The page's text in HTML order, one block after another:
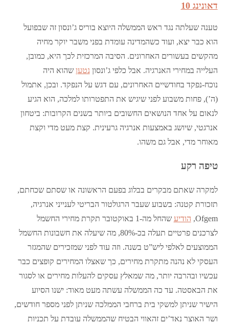
דאונינג 10
טענה שעלתה נגד ראש הממשלה היוצא בוריס ג’ונסון זה שבפועל
הוא כבר יצא, ועוד כשהמדינה עומדת בפני משבר יוקר מחיה
מהקשים בעשורים האחרונים. הסיבה המרכזית לכך היא, כמובן,
העלייה במחירי האנרגיה. אבל כלפי ג’ונסון נטען שהוא היה
נוכח-נפקד בחודשיים האחרונים, עם דגש על הנפקד. ובכן, אתמול
(ה’), פחות משבוע לפני שיגיש את התפטרותו למלכה, הוא הגיע
לנאום על אחד הנושאים החשובים ביותר בשנים הקרובות: ביטחון
אנרגטי, שיושג באמצעות אנרגיה גרעינית. קצת מעט מדי וקצת
מאוחר מדי, אבל גם משהו.
טיפה רקע
למקרה שאתם מבקרים בבלוג בפעם הראשונה או שסתם שכחתם,
תזכורת קטנה: בשבוע שעבר הרגולטור הבריטי לענייני אנרגיה,
Ofgem, הודיע
שהחל מה-1 באוקטובר תקרת מחירי החשמל
לצרכנים פרטיים תעלה בכ-80%, מה שיעלה את חשבונות החשמל
הממוצעים לאלפי ליש”ט בשנה. וזה עוד לפני שמזכירים שהמגזר
העסקי לא נהנה מתקרת מחירים, כך שאצלו המחירים קופצים כבר
עכשיו ובהרבה יותר, מה שמאלץ עסקים להעלות מחירים או לסגור
את הבאסטה. עד כה הממשלה עשתה מעט מאוד: ישנו הסיוע
הישיר שניתן למשקי בית ברחבי הממלכה שניתן לפני מספר חודשים,
ושר האוצר נאד’ים זהאווי הבטיח שהממשלה עובדת על תכניות